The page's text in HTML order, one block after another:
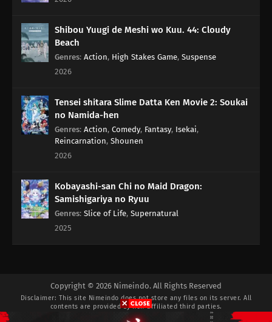
Shibou Yuugi de Meshi wo Kuu. 44: Cloudy
Beach
Genres: Action, High Stakes Game, Suspense
2026
Tensei shitara Slime Datta Ken Movie 2: Soukai
no Namida-hen
Genres: Action, Comedy, Fantasy, Isekai,
Reincarnation, Shounen
2026
Kobayashi-san Chi no Maid Dragon:
Samishigariya no Ryuu
Genres: Slice of Life, Supernatural
2025
Copyright © 2026 Nimeindo. All Rights Reserved
Disclaimer: This site Nimeindo does not store any files on its server. All
contents are provided by non-affiliated third parties.